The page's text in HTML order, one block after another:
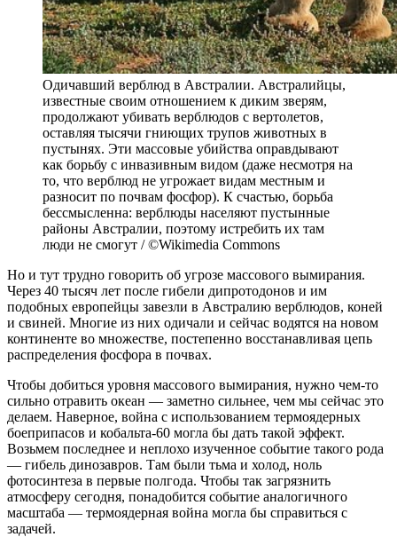
Одичавший верблюд в Австралии. Австралийцы,
известные своим отношением к диким зверям,
продолжают убивать верблюдов с вертолетов,
оставляя тысячи гниющих трупов животных в
пустынях. Эти массовые убийства оправдывают
как борьбу с инвазивным видом (даже несмотря на
то, что верблюд не угрожает видам местным и
разносит по почвам фосфор). К счастью, борьба
бессмысленна: верблюды населяют пустынные
районы Австралии, поэтому истребить их там
люди не смогут / ©Wikimedia Commons
Но и тут трудно говорить об угрозе массового вымирания.
Через 40 тысяч лет после гибели дипротодонов и им
подобных европейцы завезли в Австралию верблюдов, коней
и свиней. Многие из них одичали и сейчас водятся на новом
континенте во множестве, постепенно восстанавливая цепь
распределения фосфора в почвах.
Чтобы добиться уровня массового вымирания, нужно чем-то
сильно отравить океан — заметно сильнее, чем мы сейчас это
делаем. Наверное, война с использованием термоядерных
боеприпасов и кобальта-60 могла бы дать такой эффект.
Возьмем последнее и неплохо изученное событие такого рода
— гибель динозавров. Там были тьма и холод, ноль
фотосинтеза в первые полгода. Чтобы так загрязнить
атмосферу сегодня, понадобится событие аналогичного
масштаба — термоядерная война могла бы справиться с
задачей.